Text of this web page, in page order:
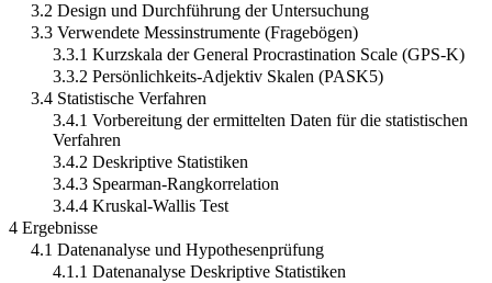
3.2 Design und Durchführung der Untersuchung
3.3 Verwendete Messinstrumente (Fragebögen)
3.3.1 Kurzskala der General Procrastination Scale (GPS-K)
3.3.2 Persönlichkeits-Adjektiv Skalen (PASK5)
3.4 Statistische Verfahren
3.4.1 Vorbereitung der ermittelten Daten für die statistischen
Verfahren
3.4.2 Deskriptive Statistiken
3.4.3 Spearman-Rangkorrelation
3.4.4 Kruskal-Wallis Test
4 Ergebnisse
4.1 Datenanalyse und Hypothesenprüfung
4.1.1 Datenanalyse Deskriptive Statistiken